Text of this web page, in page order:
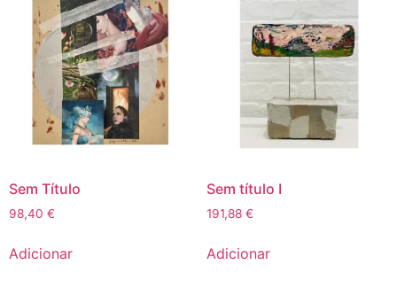
Sem Título
98,40 €
Adicionar
Sem título I
191,88 €
Adicionar